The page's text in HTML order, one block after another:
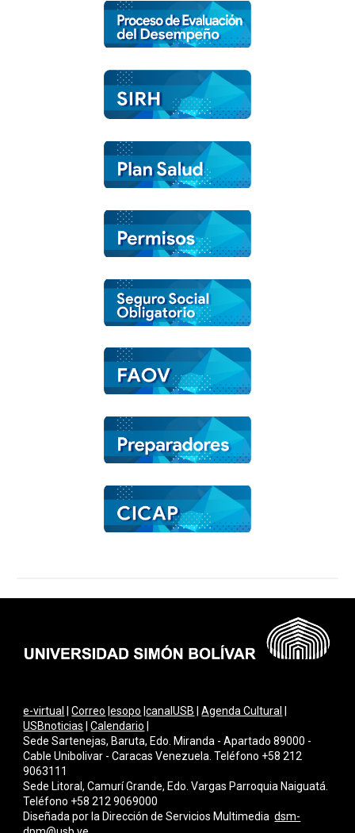
e-virtual |Correo |esopo |canalUSB |Agenda Cultural
USBnoticias |Calendario
Sede Sartenejas, Baruta, Edo. Miranda - Apartado 89000 -
Cable Unibolivar - Caracas Venezuela. Teléfono +58 212
9063111
Sede Litoral, Camurí Grande, Edo. Vargas Parroquia Naiguatá.
Teléfono +58 212 9069000
Diseñada por la Dirección de Servicios Multimediadsm-